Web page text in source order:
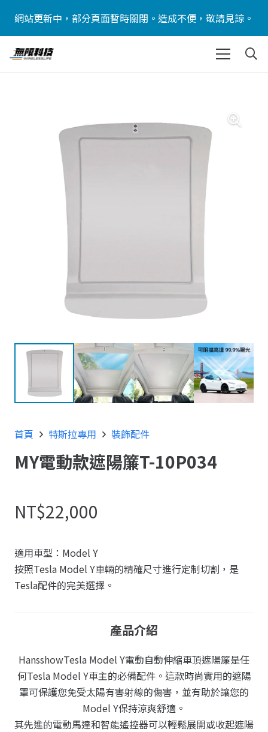
網站更新中，部分頁面暫時關閉。造成不便，敬請見諒。
首頁 特斯拉專用 裝飾配件
MY電動款遮陽簾T-10P034
NT$22,000
適用車型：Model Y
按照Tesla Model Y車輛的精確尺寸進行定制切割，是
Tesla配件的完美選擇。
產品介紹
HansshowTesla Model Y電動自動伸縮車頂遮陽簾是任
何Tesla Model Y車主的必備配件。這款時尚實用的遮陽
罩可保護您免受太陽有害射線的傷害，並有助於讓您的
Model Y保持涼爽舒適。
其先進的電動馬達和智能遙控器可以輕鬆展開或收起遮陽